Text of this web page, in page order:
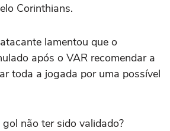
Corinthians.
lamentou que o
após o VAR recomendar a
toda a jogada por uma possível
não ter sido validado?